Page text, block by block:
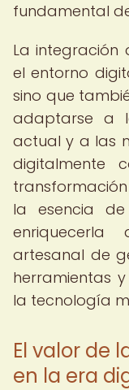
fundamental
La integración
el entorno
sino que
adaptarse a
actual y a las
digitalmente
la esencia
artesanal de
herramientas
la tecnología
El valor de
en la era